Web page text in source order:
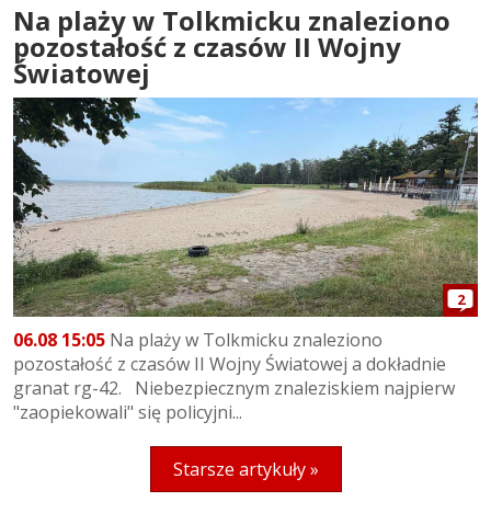
Na plaży w Tolkmicku znaleziono
pozostałość z czasów II Wojny
Światowej
2
06.08 15:05 Na plaży w Tolkmicku znaleziono
pozostałość z czasów II Wojny Światowej a dokładnie
granat rg-42. Niebezpiecznym znaleziskiem najpierw
"zaopiekowali" się policyjni...
Starsze artykuły »